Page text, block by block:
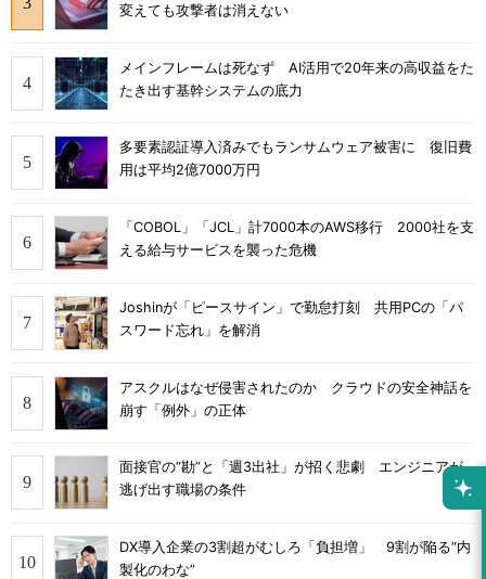
変えても攻撃者は消えない
メインフレームは死なず AI活用で20年来の高収益をた
たき出す基幹システムの底力
多要素認証導入済みでもランサムウェア被害に 復旧費
用は平均2億7000万円
「COBOL」「JCL」計7000本のAWS移行 2000社を支
える給与サービスを襲った危機
Joshinが「ピースサイン」で勤怠打刻 共用PCの「パ
スワード忘れ」を解消
アスクルはなぜ侵害されたのか クラウドの安全神話を
崩す「例外」の正体
面接官の“勘”と「週3出社」が招く悲劇 エンジニアが
逃げ出す職場の条件
DX導入企業の3割超がむしろ「負担増」 9割が陥る“内
製化のわな”